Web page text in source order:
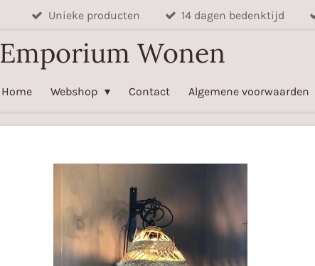
Unieke producten 14 dagen bedenktijd
Emporium Wonen
Home Webshop Contact Algemene voorwaarden